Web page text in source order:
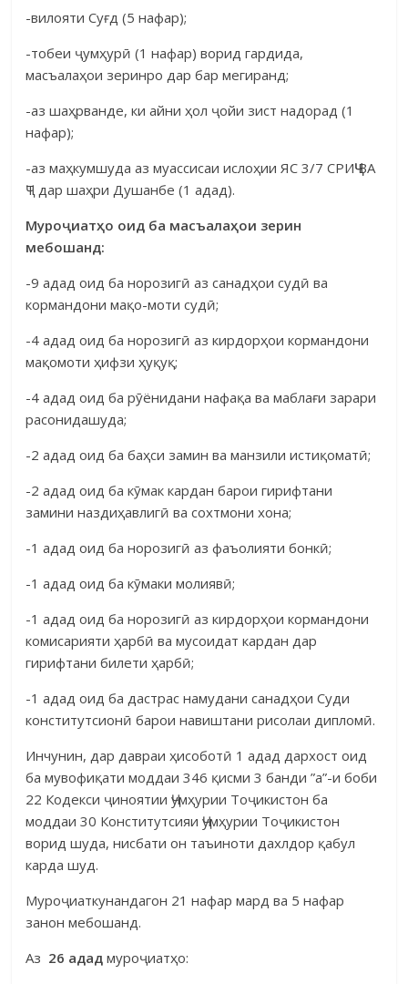
-вилояти Суғд (5 нафар);
-тобеи ҷумҳурӣ (1 нафар) ворид гардида,
масъалаҳои зеринро дар бар мегиранд;
-аз шаҳрванде, ки айни ҳол ҷойи зист надорад (1
нафар);
-аз маҳкумшуда аз муассисаи ислоҳии ЯС 3/7 СРИҶҶ ВА
ҶТ дар шаҳри Душанбе (1 адад).
Муроҷиатҳо оид ба масъалаҳои зерин
мебошанд:
-9 адад оид ба норозигӣ аз санадҳои судӣ ва
кормандони мақо-моти судӣ;
-4 адад оид ба норозигӣ аз кирдорҳои кормандони
мақомоти ҳифзи ҳуқуқ;
-4 адад оид ба рӯёнидани нафақа ва маблағи зарари
расонидашуда;
-2 адад оид ба баҳси замин ва манзили истиқоматӣ;
-2 адад оид ба кӯмак кардан барои гирифтани
замини наздиҳавлигӣ ва сохтмони хона;
-1 адад оид ба норозигӣ аз фаъолияти бонкӣ;
-1 адад оид ба кӯмаки молиявӣ;
-1 адад оид ба норозигӣ аз кирдорҳои кормандони
комисарияти ҳар­бӣ ва мусоидат кардан дар
гирифтани билети ҳарбӣ;
-1 адад оид ба дастрас намудани санадҳои Суди
конститутсионӣ ба­рои навиштани рисолаи дипломӣ.
Инчунин, дар давраи ҳисоботӣ 1 адад дархост оид
ба мувофиқати моддаи 346 қисми 3 банди ”а”-и боби
22 Кодекси ҷиноятии Ҷумҳурии Тоҷи­кистон ба
моддаи 30 Конститутсияи Ҷумҳурии Тоҷикистон
ворид шуда, нис­бати он таъиноти дахлдор қабул
карда шуд.
Муроҷиаткунандагон 21 нафар мард ва 5 нафар
занон мебошанд.
Аз 26 адад муроҷиатҳо: